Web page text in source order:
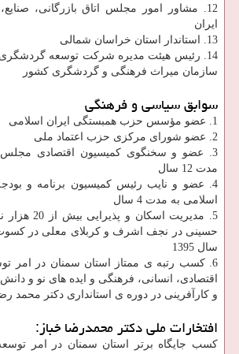
12. مشاور امور مجلس اتاق بازرگانی،
ایران
13. استاندار استان خراسان شمالی
14. رئیس هیئت مدیره شرکت توسعه
سازمان میراث فرهنگی و گردشگری كشور
سوابق سیاسی و فرهنگی
1. عضو مؤسس حزب همبستگی ایران اسلامی
2. عضو شورای مرکزی حزب اعتماد ملی
3. عضو و سخنگوی کمیسیون اقتصادی
مدت 12 سال
4. عضو و نایب رئیس کمیسیون برنامه و
اسلامی به مدت 4 سال
5. مدیریت
حسینی در نجف اشرف و کربلای معلی در کسوت
سال 1395
6. کسب رتبه ی ممتاز استان سمنان در امر
اقتصادی، انسانی، فرهنگی و ایده های نو و دانش
و کارآفرینی در دوره ی استانداری دکتر محمد
افتخارات ملی دکتر محمدرضا خباز:
كسب جایگاه برتر استان سمنان در امر